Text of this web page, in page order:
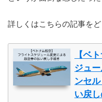
詳しくはこちらの記事をど
【ベ
ジュ
ンセ
い戻